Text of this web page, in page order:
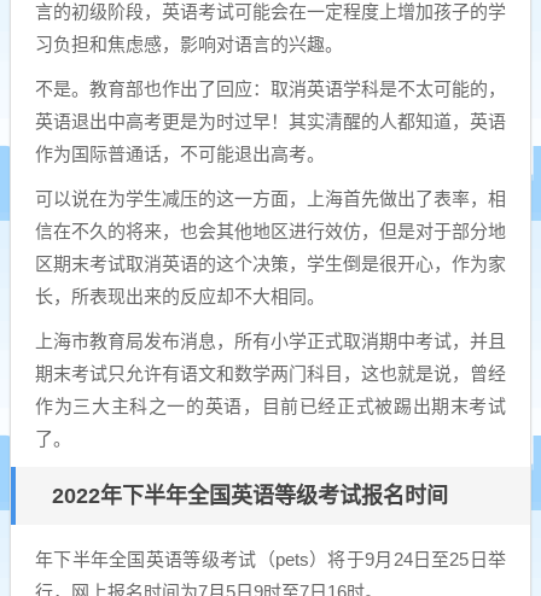
言的初级阶段，英语考试可能会在一定程度上增加孩子的学
习负担和焦虑感，影响对语言的兴趣。
不是。教育部也作出了回应：取消英语学科是不太可能的，
英语退出中高考更是为时过早！其实清醒的人都知道，英语
作为国际普通话，不可能退出高考。
可以说在为学生减压的这一方面，上海首先做出了表率，相
信在不久的将来，也会其他地区进行效仿，但是对于部分地
区期末考试取消英语的这个决策，学生倒是很开心，作为家
长，所表现出来的反应却不大相同。
上海市教育局发布消息，所有小学正式取消期中考试，并且
期末考试只允许有语文和数学两门科目，这也就是说，曾经
作为三大主科之一的英语，目前已经正式被踢出期末考试
了。
2022年下半年全国英语等级考试报名时间
年下半年全国英语等级考试（pets）将于9月24日至25日举